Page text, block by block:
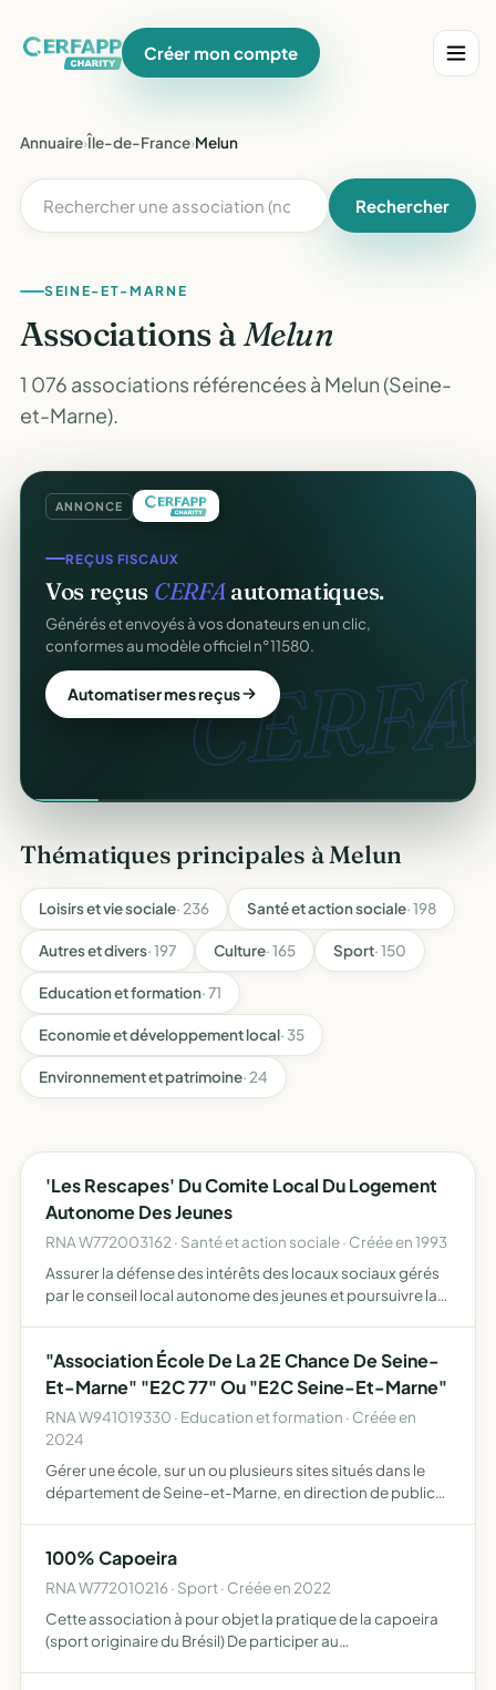
Créer mon compte
Annuaire›Île-de-France›Melun
Rechercher
SEINE-ET-MARNE
Associations àMelun
1 076 associations référencées à Melun (Seine-
et-Marne).
ANNONCE
CERFA.
REÇUS FISCAUX
Vos reçus CERFAautomatiques.
Générés et envoyés à vos donateurs en un clic,
conformes au modèle officiel n°11580.
Automatiser mes reçus
Thématiques principales à Melun
Loisirs et vie sociale· 236 Santé et action sociale· 198
Autres et divers· 197 Culture· 165 Sport· 150
Education et formation· 71
Economie et développement local· 35
Environnement et patrimoine· 24
'Les Rescapes' Du Comite Local Du Logement
Autonome Des Jeunes
RNA W772003162 · Santé et action sociale · Créée en 1993
Assurer la défense des intérêts des locaux sociaux gérés
par le conseil local autonome des jeunes et poursuivre la
"Association École De La 2E Chance De Seine-
Et-Marne" "E2C 77" Ou "E2C Seine-Et-Marne"
RNA W941019330 · Education et formation · Créée en
2024
Gérer une école, sur un ou plusieurs sites situés dans le
département de Seine-et-Marne, en direction de publics
100% Capoeira
RNA W772010216 · Sport · Créée en 2022
Cette association à pour objet la pratique de la capoeira
(sport originaire du Brésil) De participer au